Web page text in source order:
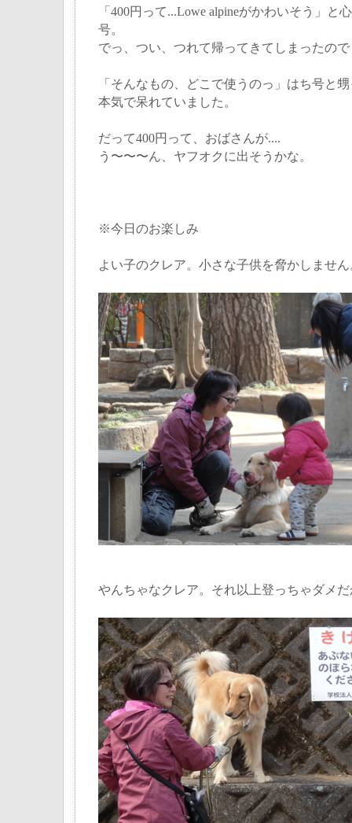
「400円って...Lowe alpineがかわいそう」と
号。
でっ、つい、つれて帰ってきてしまったの
「そんなもの、どこで使うのっ」はち号と
本気で呆れていました。
だって400円って、おばさんが....
う〜〜〜ん、ヤフオクに出そうかな。
※今日のお楽しみ
よい子のクレア。小さな子供を脅かしませ
やんちゃなクレア。それ以上登っちゃダメ